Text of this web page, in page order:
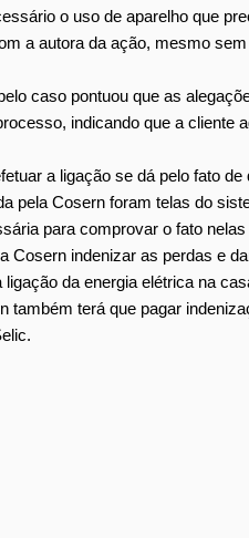
o uso de aparelho que
a autora da ação, mesmo
caso pontuou que as
indicando que a cliente
a ligação se dá pelo fato
pela Cosern foram telas do
para comprovar o fato nelas
Cosern indenizar as perdas e
da energia elétrica na
também terá que pagar